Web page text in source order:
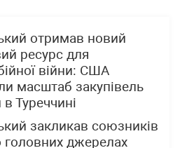
отримав новий
ресурс для
війни: США
масштаб закупівель
в Туреччині
закликав союзників
головних джерелах